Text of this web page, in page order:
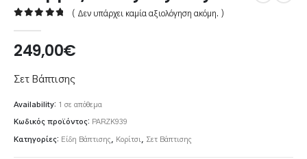
( Δεν υπάρχει καμία αξιολόγηση ακόμη. )
249,00€
Σετ Βάπτισης
Availability: 1 σε απόθεμα
Κωδικός προϊόντος: PARΖΚ939
Κατηγορίες: Είδη Βάπτισης Κορίτσι Σετ Βάπτισης